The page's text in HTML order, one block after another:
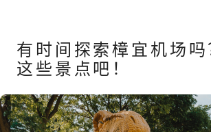
有时间探索樟宜机场
这些景点吧！